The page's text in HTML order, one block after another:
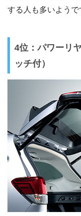
する人も多いようで
4位：パワーリ
ッチ付）